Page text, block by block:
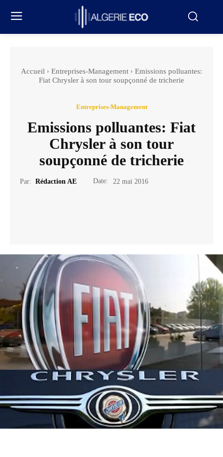
Accueil Entreprises-Management
Emissions polluantes:
Fiat Chrysler à son tour soupçonné de tricherie
Entreprises-Management
Emissions polluantes: Fiat
Chrysler à son tour
soupçonné de tricherie
Par: Rédaction AE Date: 22 mai 2016